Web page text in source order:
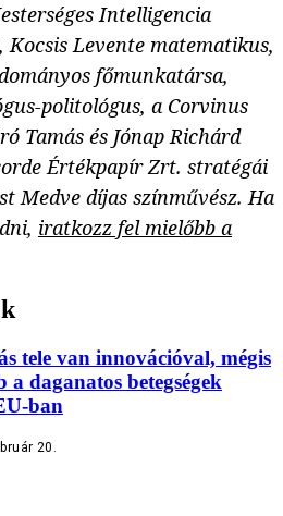
Intelligencia
Kocsis Levente matematikus,
főmunkatársa,
politológus, a Corvinus
Tamás és Jónap Richárd
Értékpapír Zrt. stratégái
Medve díjas színművész. Ha
iratkozz fel mielőbb a
tele van innovációval, mégis
daganatos betegségek
ban
20.